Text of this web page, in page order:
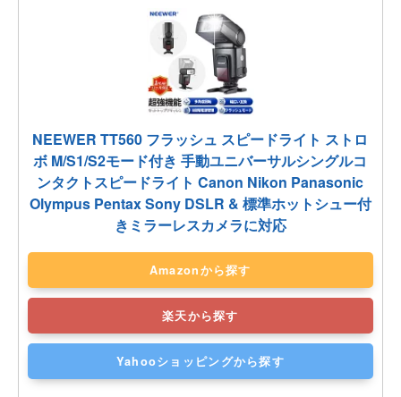
NEEWER TT560 フラッシュ スピードライト ストロ
ボ M/S1/S2モード付き 手動ユニバーサルシングルコ
ンタクトスピードライト Canon Nikon Panasonic
Olympus Pentax Sony DSLR & 標準ホットシュー付
きミラーレスカメラに対応
Amazonから探す
楽天から探す
Yahooショッピングから探す